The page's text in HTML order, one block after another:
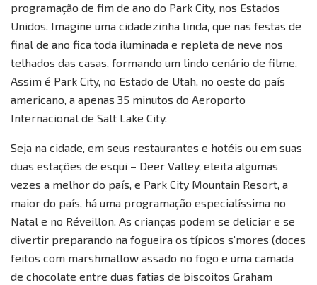
programação de fim de ano do Park City, nos Estados
Unidos. Imagine uma cidadezinha linda, que nas festas de
final de ano fica toda iluminada e repleta de neve nos
telhados das casas, formando um lindo cenário de filme.
Assim é Park City, no Estado de Utah, no oeste do país
americano, a apenas 35 minutos do Aeroporto
Internacional de Salt Lake City.
Seja na cidade, em seus restaurantes e hotéis ou em suas
duas estações de esqui – Deer Valley, eleita algumas
vezes a melhor do país, e Park City Mountain Resort, a
maior do país, há uma programação especialíssima no
Natal e no Réveillon. As crianças podem se deliciar e se
divertir preparando na fogueira os típicos s’mores (doces
feitos com marshmallow assado no fogo e uma camada
de chocolate entre duas fatias de biscoitos Graham